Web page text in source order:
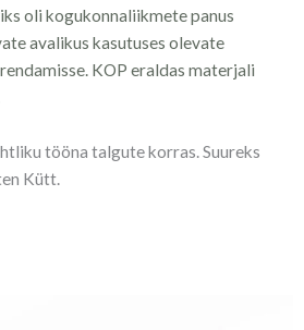
oli kogukonnaliikmetepanus
avalikus kasutuses olevate
KOP eraldas materjali
tööna talgute korras. Suureks
Kütt.